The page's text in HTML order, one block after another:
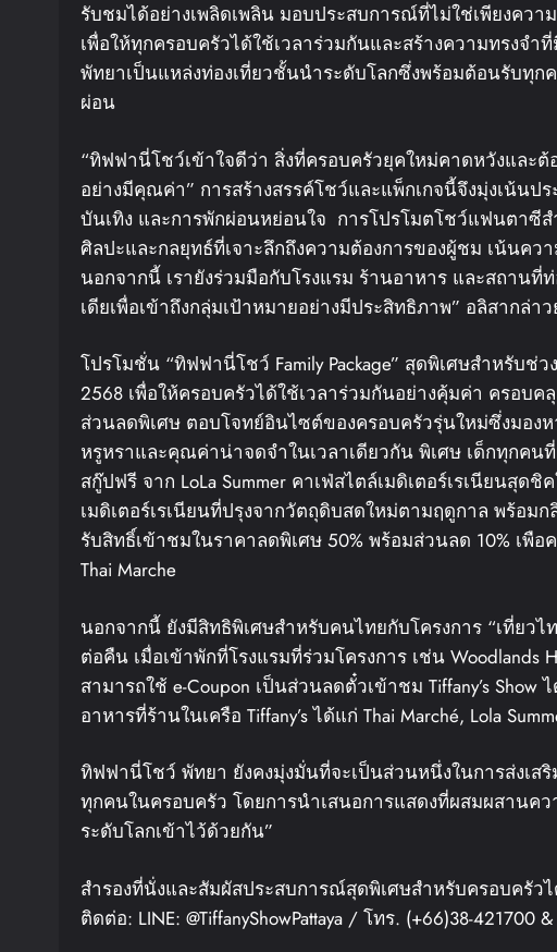
รับชมได้อย่างเพลิดเพลิน มอบประสบการณ์ที่ไม่ใช่เพียงคว
เพื่อให้ทุกครอบครัวได้ใช้เวลาร่วมกันและสร้างความทรงจ
พัทยาเป็นแหล่งท่องเที่ยวชั้นนำระดับโลกซึ่งพร้อมต้อนรับทุ
ผ่อน
“ทิฟฟานี่โชว์เข้าใจดีว่า สิ่งที่ครอบครัวยุคใหม่คาดหวังและต้
อย่างมีคุณค่า” การสร้างสรรค์โชว์และแพ็กเกจนี้จึงมุ่งเน้น
บันเทิง และการพักผ่อนหย่อนใจ การโปรโมตโชว์แฟนตาซี
ศิลปะและกลยุทธ์ที่เจาะลึกถึงความต้องการของผู้ชม เน้นค
นอกจากนี้ เรายังร่วมมือกับโรงแรม ร้านอาหาร และสถานที่
เดียเพื่อเข้าถึงกลุ่มเป้าหมายอย่างมีประสิทธิภาพ” อลิสากล่าว
โปรโมชั่น “ทิฟฟานี่โชว์ Family Package” สุดพิเศษสำหรับ
2568 เพื่อให้ครอบครัวได้ใช้เวลาร่วมกันอย่างคุ้มค่า ครอบ
ส่วนลดพิเศษ ตอบโจทย์อินไซต์ของครอบครัวรุ่นใหม่ซึ่งมอง
หรูหราและคุณค่าน่าจดจำในเวลาเดียวกัน พิเศษ เด็กทุกคน
สกู๊ปฟรี จาก LoLa Summer คาเฟ่สไตล์เมดิเตอร์เรเนียนสุ
เมดิเตอร์เรเนียนที่ปรุงจากวัตถุดิบสดใหม่ตามฤดูกาล พร้อ
รับสิทธิ์เข้าชมในราคาลดพิเศษ 50% พร้อมส่วนลด 10% เ
Thai Marche
นอกจากนี้ ยังมีสิทธิพิเศษสำหรับคนไทยกับโครงการ “เที่ยว
ต่อคืน เมื่อเข้าพักที่โรงแรมที่ร่วมโครงการ เช่น Woodlands
สามารถใช้ e-Coupon เป็นส่วนลดตั๋วเข้าชม Tiffany’s
อาหารที่ร้านในเครือ Tiffany’s ได้แก่ Thai Marché, Lola
ทิฟฟานี่โชว์ พัทยา ยังคงมุ่งมั่นที่จะเป็นส่วนหนึ่งในการส่งเส
ทุกคนในครอบครัว โดยการนำเสนอการแสดงที่ผสมผสานค
ระดับโลกเข้าไว้ด้วยกัน”
สำรองที่นั่งและสัมผัสประสบการณ์สุดพิเศษสำหรับครอบครัว
ติดต่อ: LINE: @TiffanyShowPattaya / โทร. (+66)38-421700